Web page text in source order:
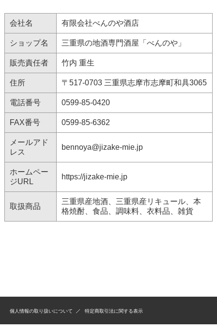
会社名 有限会社べんのや酒店
ショップ名 三重県の地酒専門酒屋「べんのや」
販売責任者 竹内 重生
住所 〒517-0703 三重県志摩市志摩町和具3065
電話番号 0599-85-0420
FAX番号 0599-85-6362
メールアド
レス
bennoya@jizake-mie.jp
ホームペー
ジURL
https://jizake-mie.jp
取扱商品
三重県産地酒、三重県産リキュール、本
格焼酎、食品、調味料、衣料品、雑貨
個人情報の取り扱いについて 特定商取引法に関する表示